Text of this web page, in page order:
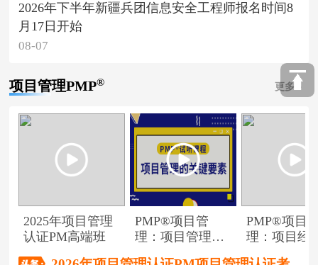
2026年下半年新疆兵团信息安全工程师报名时间8
月17日开始
08-07
项目管理PMP® 更多
2025年项目管理
认证PM高端班
PMP®项目管
理：项目管理的
PMP®项目
理：项目经